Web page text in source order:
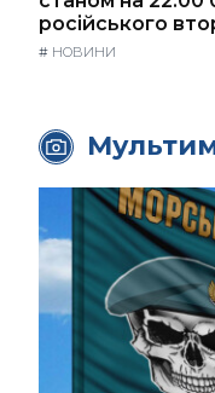
російського
# НОВИНИ